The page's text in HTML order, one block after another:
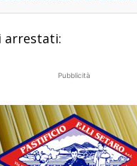
arrestati:
Pubblicità